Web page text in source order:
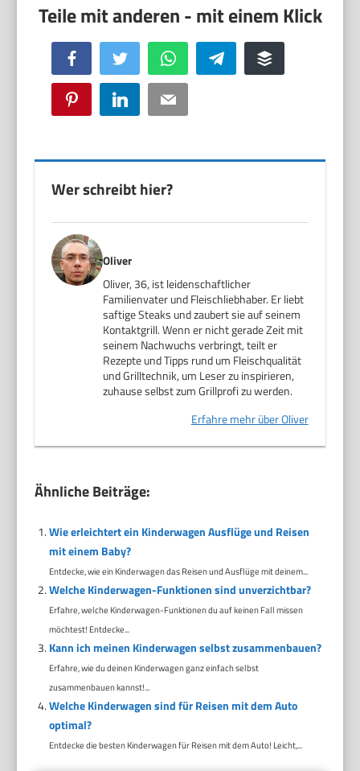
Facebook Twitter WhatsApp Telegram Buffer
Pinterest LinkedIn Email
Wer schreibt hier?
Oliver
Oliver, 36, ist leidenschaftlicher
Familienvater und Fleischliebhaber. Er liebt
saftige Steaks und zaubert sie auf seinem
Kontaktgrill. Wenn er nicht gerade Zeit mit
seinem Nachwuchs verbringt, teilt er
Rezepte und Tipps rund um Fleischqualität
und Grilltechnik, um Leser zu inspirieren,
zuhause selbst zum Grillprofi zu werden.
Erfahre mehr über Oliver
Ähnliche Beiträge:
Wie erleichtert ein Kinderwagen Ausflüge und Reisen
mit einem Baby?
Entdecke, wie ein Kinderwagen das Reisen und Ausflüge mit deinem...
Welche Kinderwagen-Funktionen sind unverzichtbar?
Erfahre, welche Kinderwagen-Funktionen du auf keinen Fall missen
möchtest! Entdecke...
Kann ich meinen Kinderwagen selbst zusammenbauen?
Erfahre, wie du deinen Kinderwagen ganz einfach selbst
zusammenbauen kannst!...
Welche Kinderwagen sind für Reisen mit dem Auto
optimal?
Entdecke die besten Kinderwagen für Reisen mit dem Auto! Leicht,...